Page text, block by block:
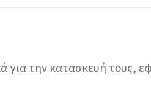
για την κατασκευή τους,